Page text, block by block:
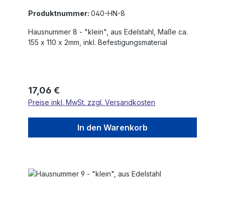
Produktnummer: 040-HN-8
Hausnummer 8 - "klein", aus Edelstahl, Maße ca.
155 x 110 x 2mm, inkl. Befestigungsmaterial
Regulärer Preis:
17,06 €
Preise inkl. MwSt. zzgl. Versandkosten
In den Warenkorb